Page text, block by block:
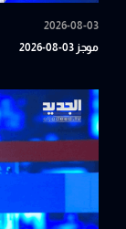
2026-08-03
موجز 03-08-2026